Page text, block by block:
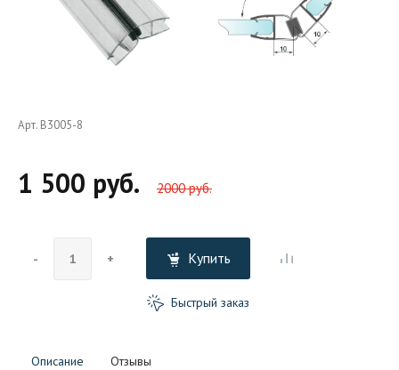
Арт. B3005-8
1 500 руб. 2000 руб.
- + Купить
Быстрый заказ
Описание Отзывы